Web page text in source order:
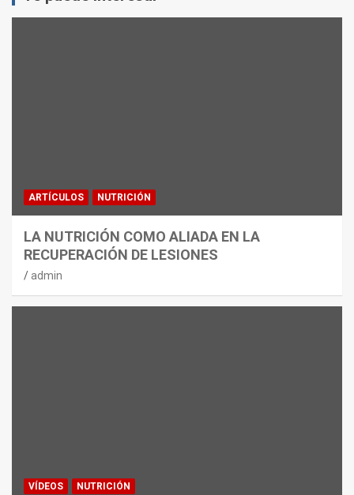
ARTÍCULOS NUTRICIÓN
LA NUTRICIÓN COMO ALIADA EN LA
RECUPERACIÓN DE LESIONES
admin
VÍDEOS NUTRICIÓN